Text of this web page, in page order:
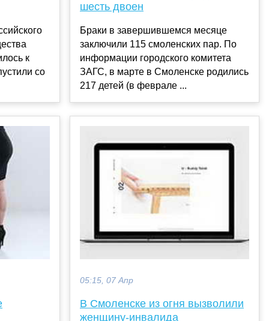
к
со
шесть двоен
Браки в завершившемся месяце
заключили 115 смоленских пар. По
информации городского комитета
ЗАГС, в марте в Смоленске родились
217 детей (в феврале ...
05:15, 07 Апр
В Смоленске из огня вызволили
женщину-инвалида